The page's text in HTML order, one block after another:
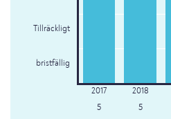
Tillräckligt
bristfällig
5 5